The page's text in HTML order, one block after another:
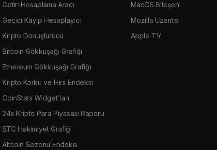
Getiri Hesaplama Aracı
Geçici Kayıp Hesaplayıcı
Kripto Dönüştürücü
Bitcoin Gökkuşağı Grafiği
Ethereum Gökkuşağı Grafiği
Kripto Korku ve Hırs Endeksi
CoinStats Widget'ları
24s Kripto Para Piyasası Raporu
BTC Hakimiyet Grafiği
Altcoin Sezonu Endeksi
MacOS Bileşeni
Mozilla Uzantısı
Apple TV